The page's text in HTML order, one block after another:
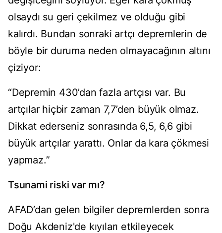
olsaydı su geri çekilmez ve olduğu gibi
kalırdı. Bundan sonraki artçı depremlerin de
böyle bir duruma neden olmayacağının altını
çiziyor:
“Depremin 430’dan fazla artçısı var. Bu
artçılar hiçbir zaman 7,7’den büyük olmaz.
Dikkat ederseniz sonrasında 6,5, 6,6 gibi
büyük artçılar yarattı. Onlar da kara çökmesi
yapmaz.”
Tsunami riski var mı?
AFAD’dan gelen bilgiler depremlerden sonra
Doğu Akdeniz'de kıyıları etkileyecek